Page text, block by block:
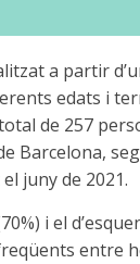
a partir
edats i
de 257
Barcelona,
juny de 2021.
i el
entre